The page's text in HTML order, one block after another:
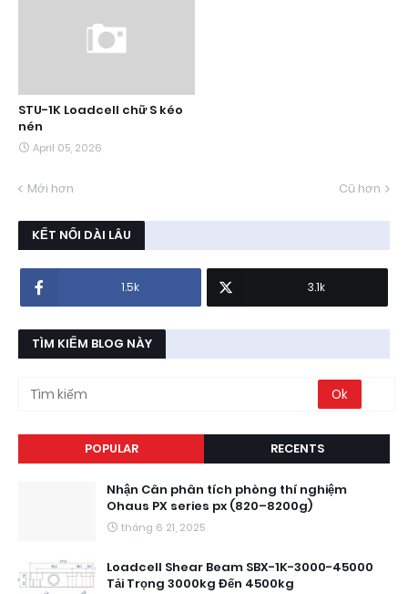
STU-1K Loadcell chữ S kéo
nén
April 05, 2026
Mới hơn Cũ hơn
KẾT NỐI DÀI LÂU
1.5k 3.1k
TÌM KIẾM BLOG NÀY
POPULAR RECENTS
Nhận Cân phân tích phòng thí nghiệm
Ohaus PX series px (820–8200g)
tháng 6 21, 2025
Loadcell Shear Beam SBX-1K-3000-45000
Tải Trọng 3000kg Đến 4500kg